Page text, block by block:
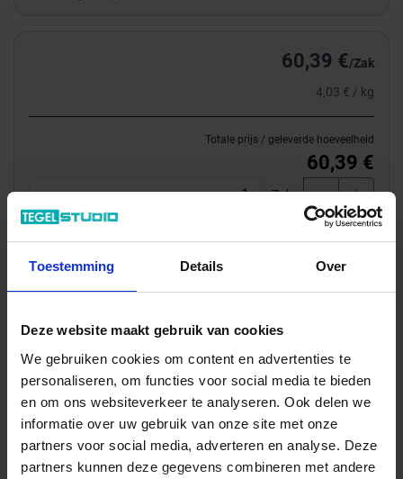
Toestemming Details Over
Deze website maakt gebruik van cookies
We gebruiken cookies om content en advertenties te
personaliseren, om functies voor social media te bieden
en om ons websiteverkeer te analyseren. Ook delen we
informatie over uw gebruik van onze site met onze
partners voor social media, adverteren en analyse. Deze
partners kunnen deze gegevens combineren met andere
60,39 €/Zak
4,03 € / kg
Totale prijs / geleverde hoeveelheid
60,39 €
Zak
Wil je graag een afspraak?
Onze verkoopspecialisten staan graag voor je klaar: